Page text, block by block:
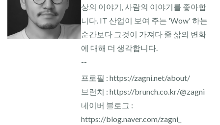
상의 이야기, 사람의 이야기를 좋아합
니다. IT 산업이 보여 주는 'Wow' 하는
순간보다 그것이 가져다 줄 삶의 변화
에 대해 더 생각합니다.
--
프로필 : https://zagni.net/about/
브런치 : https://brunch.co.kr/@zagni
네이버 블로그 :
https://blog.naver.com/zagni_